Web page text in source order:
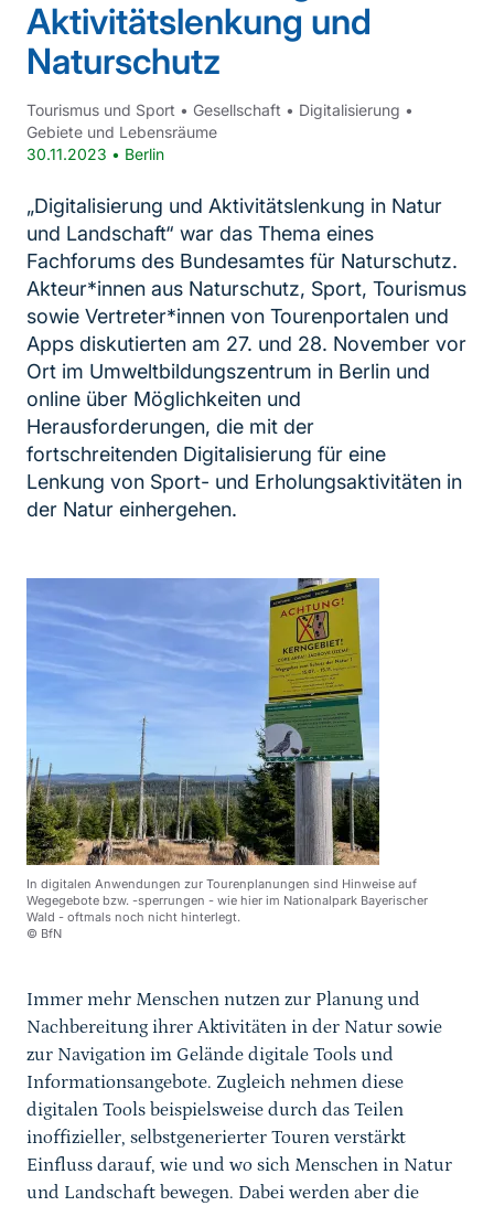
Aktivitätslenkung und
Naturschutz
Tourismus und Sport • Gesellschaft • Digitalisierung •
Gebiete und Lebensräume
30.11.2023 • Berlin
„Digitalisierung und Aktivitätslenkung in Natur
und Landschaft“ war das Thema eines
Fachforums des Bundesamtes für Naturschutz.
Akteur*innen aus Naturschutz, Sport, Tourismus
sowie Vertreter*innen von Tourenportalen und
Apps diskutierten am 27. und 28. November vor
Ort im Umweltbildungszentrum in Berlin und
online über Möglichkeiten und
Herausforderungen, die mit der
fortschreitenden Digitalisierung für eine
Lenkung von Sport- und Erholungsaktivitäten in
der Natur einhergehen.
In digitalen Anwendungen zur Tourenplanungen sind Hinweise auf
Wegegebote bzw. -sperrungen - wie hier im Nationalpark Bayerischer
Wald - oftmals noch nicht hinterlegt.
© BfN
Immer mehr Menschen nutzen zur Planung und
Nachbereitung ihrer Aktivitäten in der Natur sowie
zur Navigation im Gelände digitale Tools und
Informationsangebote. Zugleich nehmen diese
digitalen Tools beispielsweise durch das Teilen
inoffizieller, selbstgenerierter Touren verstärkt
Einfluss darauf, wie und wo sich Menschen in Natur
und Landschaft bewegen. Dabei werden aber die